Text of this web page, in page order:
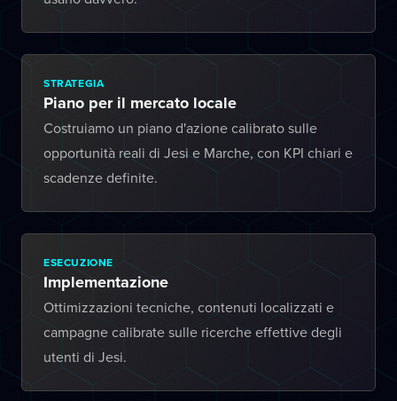
STRATEGIA
Piano per il mercato locale
Costruiamo un piano d'azione calibrato sulle
opportunità reali di Jesi e Marche, con KPI chiari e
scadenze definite.
ESECUZIONE
Implementazione
Ottimizzazioni tecniche, contenuti localizzati e
campagne calibrate sulle ricerche effettive degli
utenti di Jesi.